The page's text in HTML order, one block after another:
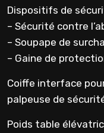
Dispositifs de
– Sécurité contre
– Soupape de
– Gaine de
Coiffe interface
palpeuse de
Poids table